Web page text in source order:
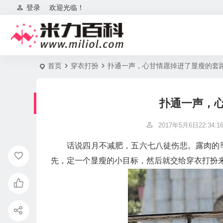
欢迎光临！
登录
首页 穿衣打扮 扑通一声，心甘情愿掉进了显瘦的套
扑通一声，
2017年5月6日22:34:16
话说四月不减肥，五六七八徒伤悲。露肉
先，定一个显瘦的小目标，然后就交给穿衣打扮